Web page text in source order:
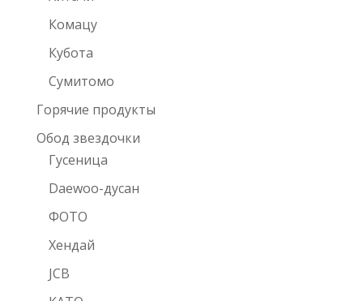
Комацу
Кубота
Сумитомо
Горячие продукты
Обод звездочки
Гусеница
Daewoo-дусан
ФОТО
Хендай
JCB